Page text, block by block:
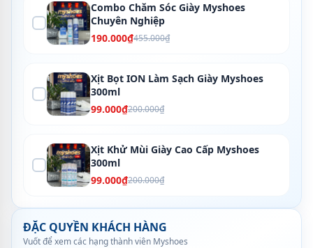
Combo Chăm Sóc Giày Myshoes
Chuyên Nghiệp
190.000₫455.000₫
Xịt Bọt ION Làm Sạch Giày Myshoes
300ml
99.000₫200.000₫
Xịt Khử Mùi Giày Cao Cấp Myshoes
300ml
99.000₫200.000₫
ĐẶC QUYỀN KHÁCH HÀNG
Vuốt để xem các hạng thành viên Myshoes